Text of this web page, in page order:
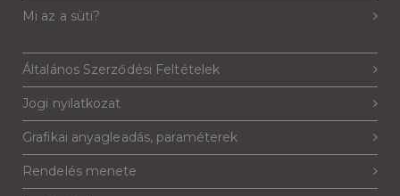
Mi az a süti?
Általános Szerződési Feltételek
Jogi nyilatkozat
Grafikai anyagleadás, paraméterek
Rendelés menete